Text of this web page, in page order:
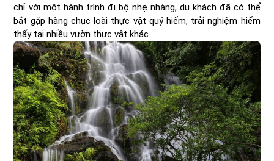
chỉ với một hành trình đi bộ nhẹ nhàng, du khách đã có thể
bắt gặp hàng chục loài thực vật quý hiếm, trải nghiệm hiếm
thấy tại nhiều vườn thực vật khác.